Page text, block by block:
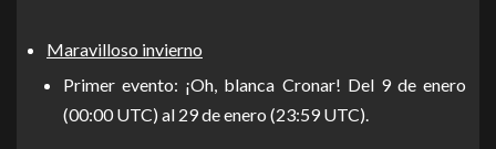
Maravilloso invierno
Primer evento: ¡Oh, blanca Cronar! Del 9 de enero
(00:00 UTC) al 29 de enero (23:59 UTC).